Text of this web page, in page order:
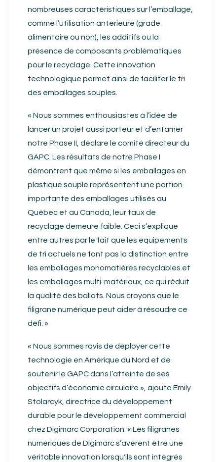
nombreuses caractéristiques sur l’emballage,
comme l’utilisation antérieure (grade
alimentaire ou non), les additifs ou la
présence de composants problématiques
pour le recyclage. Cette innovation
technologique permet ainsi de faciliter le tri
des emballages souples.
« Nous sommes enthousiastes à l’idée de
lancer un projet aussi porteur et d’entamer
notre Phase II, déclare le comité directeur du
GAPC. Les résultats de notre Phase I
démontrent que même si les emballages en
plastique souple représentent une portion
importante des emballages utilisés au
Québec et au Canada, leur taux de
recyclage demeure faible. Ceci s’explique
entre autres par le fait que les équipements
de tri actuels ne font pas la distinction entre
les emballages monomatières recyclables et
les emballages multi-matériaux, ce qui réduit
la qualité des ballots. Nous croyons que le
filigrane numérique peut aider à résoudre ce
défi. »
« Nous sommes ravis de déployer cette
technologie en Amérique du Nord et de
soutenir le GAPC dans l’atteinte de ses
objectifs d’économie circulaire », ajoute Emily
Stolarcyk, directrice du développement
durable pour le développement commercial
chez Digimarc Corporation. « Les filigranes
numériques de Digimarc s’avèrent être une
véritable innovation lorsqu'ils sont intégrés